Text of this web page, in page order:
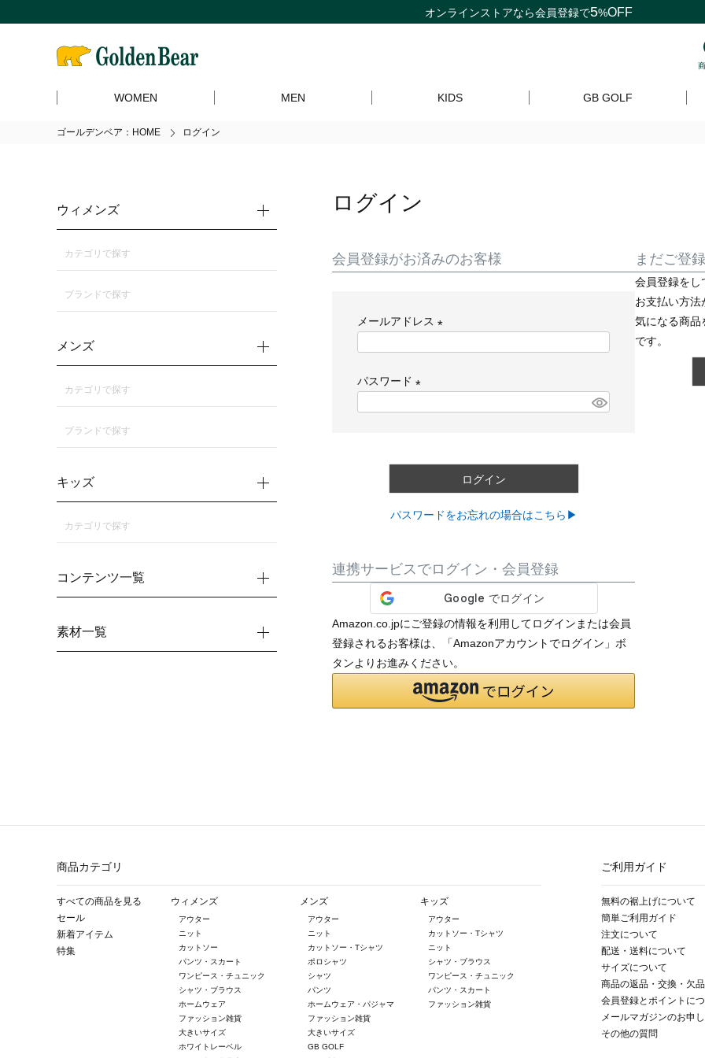
オンラインストアなら会員登録で5%OFF
WOMEN MEN KIDS GB GOLF
ゴールデンベア：HOME ログイン
ログイン
会員登録がお済みのお客様
メールアドレス
パスワード
)
ログイン
パスワードをお忘れの場合はこちら▶
連携サービスでログイン・会員登録
Amazon.co.jpにご登録の情報を利用してログインまたは会員
登録されるお客様は、「Amazonアカウントでログイン」ボ
タンよりお進みください。
まだご登
会員登録をし
お支払い方法
気になる商品
です。
ウィメンズ
カテゴリで探す
ブランドで探す
メンズ
カテゴリで探す
ブランドで探す
キッズ
カテゴリで探す
コンテンツ一覧
素材一覧
商品カテゴリ
すべての商品を見る
セール
新着アイテム
特集
ウィメンズ
アウター
ニット
カットソー
パンツ・スカート
ワンピース・チュニック
シャツ・ブラウス
ホームウェア
ファッション雑貨
大きいサイズ
ホワイトレーベル
メンズ
アウター
ニット
カットソー・Tシャツ
ポロシャツ
シャツ
パンツ
ホームウェア・パジャマ
ファッション雑貨
大きいサイズ
GB GOLF
キッズ
アウター
カットソー・Tシャツ
ニット
シャツ・ブラウス
ワンピース・チュニック
パンツ・スカート
ファッション雑貨
ご利用ガイド
無料の裾上げについて
簡単ご利用ガイド
注文について
配送・送料について
サイズについて
商品の返品・交換・欠
会員登録とポイントに
メールマガジンのお申
その他の質問